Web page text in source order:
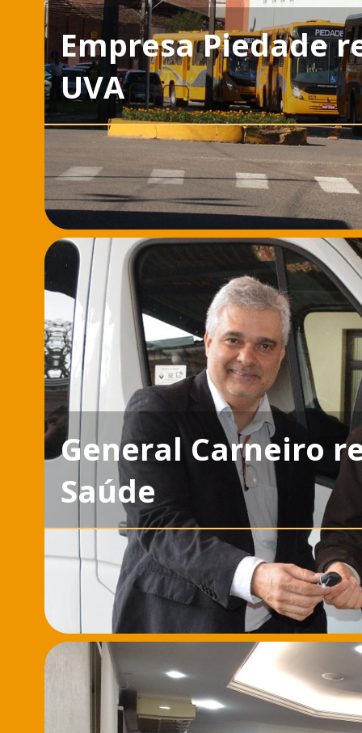
Empresa Piedade
UVA
General Carneiro
Saúde